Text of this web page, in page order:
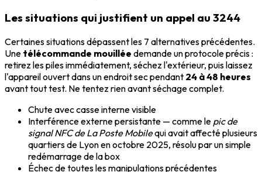
Les situations qui justifient un appel au 3244
Certaines situations dépassent les 7 alternatives précédentes.
Une télécommande mouillée demande un protocole précis :
retirez les piles immédiatement, séchez l'extérieur, puis laissez
l'appareil ouvert dans un endroit sec pendant 24 à 48 heures
avant tout test. Ne tentez rien avant séchage complet.
Chute avec casse interne visible
Interférence externe persistante — comme le pic de
signal NFC de La Poste Mobilequi avait affecté plusieurs
quartiers de Lyon en octobre 2025, résolu par un simple
redémarrage de la box
Échec de toutes les manipulations précédentes